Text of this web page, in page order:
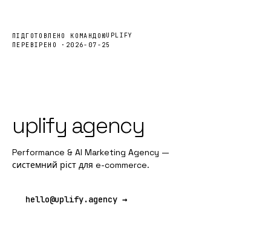
ПІДГОТОВЛЕНО КОМАНДОЮUPLIFY
ПЕРЕВІРЕНО · 2026-07-25
uplify agency
Performance & AI Marketing Agency —
системний ріст для e-commerce.
hello@uplify.agency →